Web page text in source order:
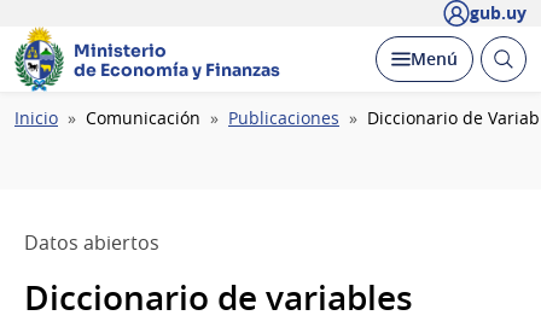
gub.uy
Ministerio
de Economía y Finanzas
Desplegar
Menú Abrir
Ruta
Inicio Comunicación Publicaciones Diccionario de
Datos abiertos
Diccionario de variables